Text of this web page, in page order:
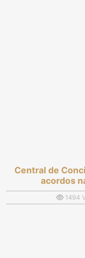
Central de
acordos
1494